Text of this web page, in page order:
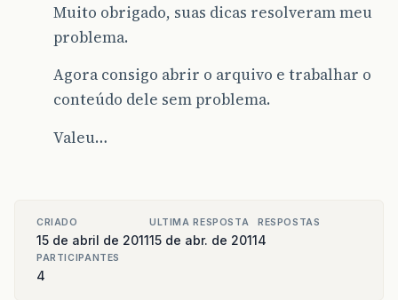
Muito obrigado, suas dicas resolveram meu
problema.
Agora consigo abrir o arquivo e trabalhar o
conteúdo dele sem problema.
Valeu…
CRIADO
15 de abril de 2011
ULTIMA RESPOSTA
15 de abr. de 2011
RESPOSTAS
4
PARTICIPANTES
4